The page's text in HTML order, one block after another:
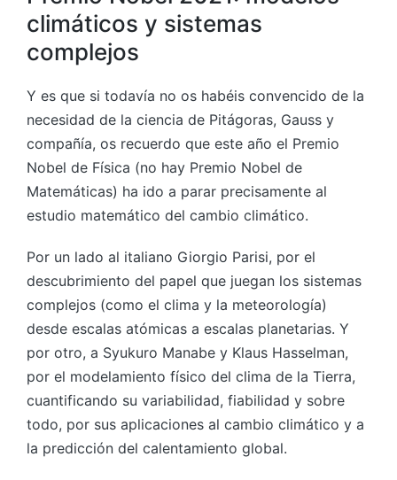
climáticos y sistemas
complejos
Y es que si todavía no os habéis convencido de la
necesidad de la ciencia de Pitágoras, Gauss y
compañía, os recuerdo que este año el Premio
Nobel de Física (no hay Premio Nobel de
Matemáticas) ha ido a parar precisamente al
estudio matemático del cambio climático.
Por un lado al italiano Giorgio Parisi, por el
descubrimiento del papel que juegan los sistemas
complejos (como el clima y la meteorología)
desde escalas atómicas a escalas planetarias. Y
por otro, a Syukuro Manabe y Klaus Hasselman,
por el modelamiento físico del clima de la Tierra,
cuantificando su variabilidad, fiabilidad y sobre
todo, por sus aplicaciones al cambio climático y a
la predicción del calentamiento global.